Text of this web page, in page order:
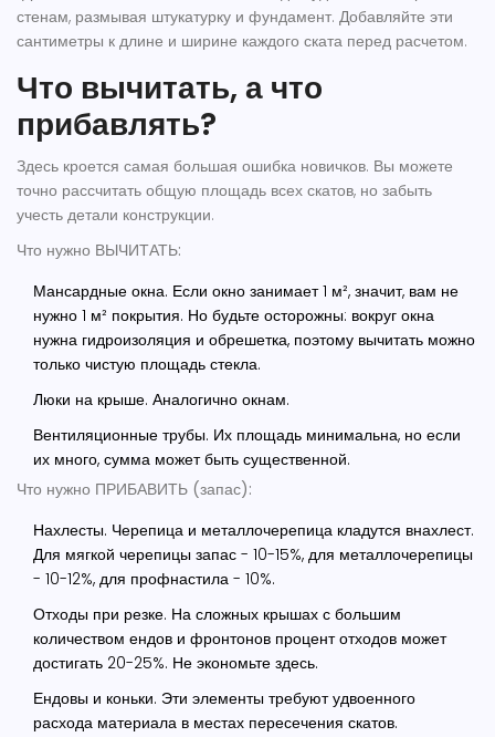
стенам, размывая штукатурку и фундамент. Добавляйте эти
сантиметры к длине и ширине каждого ската перед расчетом.
Что вычитать, а что
прибавлять?
Здесь кроется самая большая ошибка новичков. Вы можете
точно рассчитать общую площадь всех скатов, но забыть
учесть детали конструкции.
Что нужно ВЫЧИТАТЬ:
Мансардные окна. Если окно занимает 1 м², значит, вам не
нужно 1 м² покрытия. Но будьте осторожны: вокруг окна
нужна гидроизоляция и обрешетка, поэтому вычитать можно
только чистую площадь стекла.
Люки на крыше. Аналогично окнам.
Вентиляционные трубы. Их площадь минимальна, но если
их много, сумма может быть существенной.
Что нужно ПРИБАВИТЬ (запас):
Нахлесты. Черепица и металлочерепица кладутся внахлест.
Для мягкой черепицы запас - 10-15%, для металлочерепицы
- 10-12%, для профнастила - 10%.
Отходы при резке. На сложных крышах с большим
количеством ендов и фронтонов процент отходов может
достигать 20-25%. Не экономьте здесь.
Ендовы и коньки. Эти элементы требуют удвоенного
расхода материала в местах пересечения скатов.